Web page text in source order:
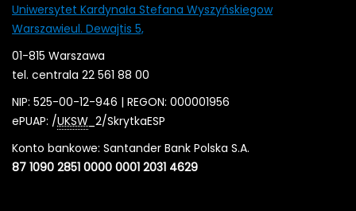
Uniwersytet Kardynała Stefana Wyszyńskiegow
Warszawieul. Dewajtis 5,
01-815 Warszawa
tel. centrala 22 561 88 00
NIP: 525-00-12-946 | REGON: 000001956
ePUAP: /UKSW _2/SkrytkaESP
Konto bankowe: Santander Bank Polska S.A.
87 1090 2851 0000 0001 2031 4629